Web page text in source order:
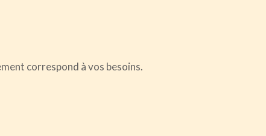
correspond à vos besoins.